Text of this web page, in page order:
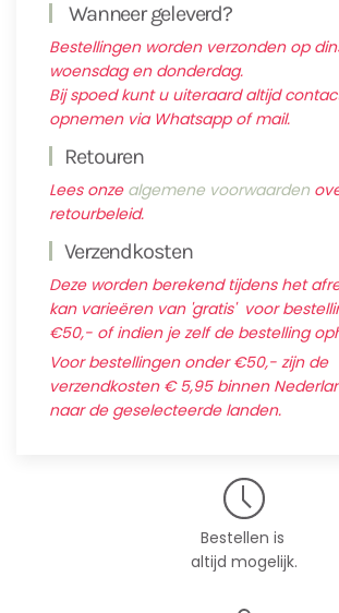
Wanneer geleverd?
Bestellingen worden verzonden op
woensdag en donderdag.
Bij spoed kunt u uiteraard altijd
opnemen via Whatsapp of mail.
Retouren
Lees onze algemene voorwaarden
retourbeleid.
Verzendkosten
Deze worden berekend tijdens het
kan varieëren van 'gratis' voor
€50,- of indien je zelf de bestelling
Voor bestellingen onder €50,- zijn de
verzendkosten € 5,95 binnen
naar de geselecteerde landen.
Bestellen is
altijd mogelijk.